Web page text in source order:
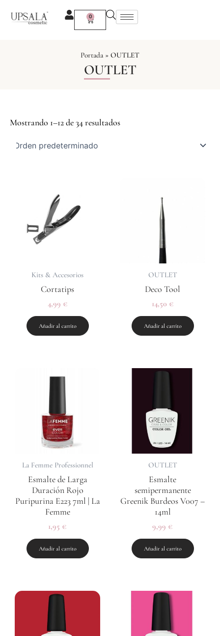
contenido
0
Carrito
Portada » OUTLET
OUTLET
Mostrando 1–12 de 34 resultados
Kits & Accesorios
Cortatips
4,99 €
Añadir al carrito
OUTLET
Deco Tool
14,50 €
Añadir al carrito
La Femme Professionnel
Esmalte de Larga
Duración Rojo
Puripurina E223 7ml | La
Femme
1,95 €
Añadir al carrito
OUTLET
Esmalte
semipermanente
Greenik Burdeos V007 –
14ml
9,99 €
Añadir al carrito